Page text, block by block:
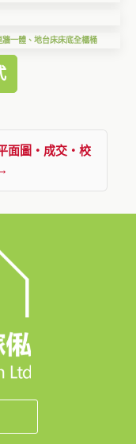
一體、地台床床底全櫃桶
面圖・成交・校